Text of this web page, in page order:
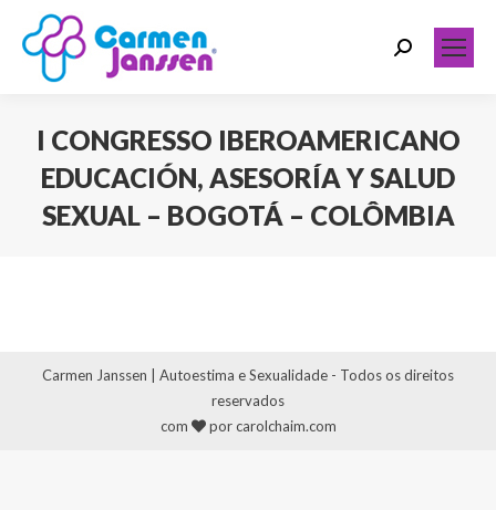
Search:
I CONGRESSO IBEROAMERICANO
EDUCACIÓN, ASESORÍA Y SALUD
SEXUAL – BOGOTÁ – COLÔMBIA
Carmen Janssen | Autoestima e Sexualidade - Todos os direitos
reservados
com
por carolchaim.com